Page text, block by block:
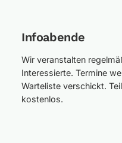
Infoabende
Wir veranstalten
Interessierte. Termine
Warteliste verschickt.
kostenlos.